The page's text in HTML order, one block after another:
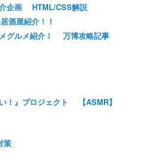
企画
HTML/CSS解説
酒屋紹介！！
グルメ紹介！
万博攻略記事
！』プロジェクト
【ASMR】
策